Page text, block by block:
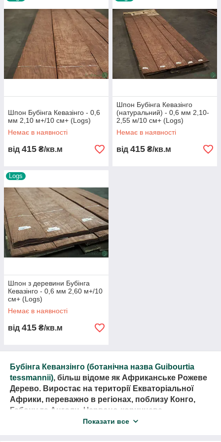
Деревина Бубінга Кеванзинго класифікується за
двома типами: перший–
з чіткими смугами,
другий – поммеле. Останній тип в даний час
вважається дуже цінним. Матеріал оброблений
методом стругання називається Бубінга,
лущений матеріал називається Кеванзинго
(відрізняється іншим малюнком).
естетичністю і використовується при
виготовленні музичних інструментів, луків, рукоятей
ножів і докладів зброї. А також при столярних і меблевих
роботах.
Компанія «Байкал – шпон в Україні»пропонує широкий
вибір струганого шпону з доставкою по всій Україні.
асортимент, актуальні ціни, наявність, деталізацію і т. д.
ви можете подивитися, скачати нашпрайс-лист!
Шпон Бубінга Кевазінго - 0,6
мм 2,10 м+/10 см+ (Logs)
Немає в наявності
від 415 ₴/кв.м
Шпон Бубінга Кевазінго
(натуральний) - 0,6 мм 2,10-
2,55 м/10 см+ (Logs)
Немає в наявності
від 415 ₴/кв.м
Logs
Шпон з деревини Бубінга
Кевазінго - 0,6 мм 2,60 м+/10
см+ (Logs)
Немає в наявності
від 415 ₴/кв.м
Бубінга Кеванзінго (ботанічна назва Guibourtia
tessmannii), більш відоме як Африканське Рожеве
Дерево. Виростає на території Екваторіальної
Африки, переважно в регіонах, поблизу Конго,
Габону та Анголи. Червоно-коричневе
забарвлення вже робить деревину унікальною, а з
Показати все